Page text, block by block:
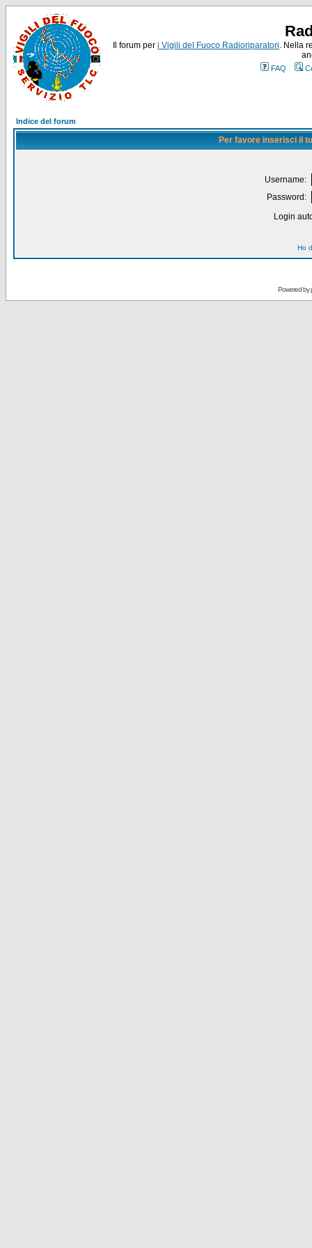
Il forum per i Vigili del Fuoco Radioriparatori. Nella
FAQ
Indice del forum
Per favore inserisci il
Username:
Password:
Login
Ho
Powered by